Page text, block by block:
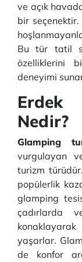
ve açık
bir
Bu tür tatil
özelliklerini
deneyimi
Erdek
Nedir?
Glamping
vurgulayan
turizm
popülerlik
glamping
çadırlarda
yaşarlar.
de konfor